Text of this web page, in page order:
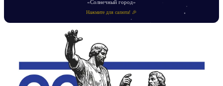
«Солнечный город»
Нажмите для салюта! 🎉